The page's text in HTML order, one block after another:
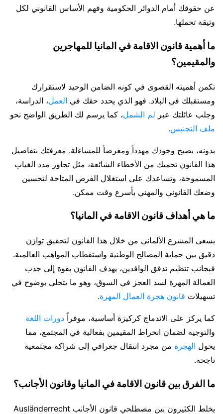
عن حقوقك أمام الدوائر الحكومية وفهم الأساس القانوني لكل
وثيقة تحملها.
ما أهمية قانون الاقامة في المانيا للمهاجرين
والمقيمين؟
تكمن أهميته القصوى في كونه الضامن الوحيد لاستقرارك
ومستقبلك في البلاد. فهو الذي يحدد حقك في العمل، الدراسة،
وجلب عائلتك عبر لم الشمل، كما يرسم لك الطريق الواضح نحو
ملف التجنيس.
بدونه، يصبح وجودك مهدداً ومعرضاً للمساءلة. معرفتك بتفاصيل
هذا القانون تحميك من الأخطاء الشائعة، مثل تجاوز مدد الغياب
المسموحة، وتساعدك على استغلال الفرص المتاحة لتحسين
وضعك القانوني والمهني بأسرع وقت ممكن.
ما هي أهداف قانون الاقامة في المانيا؟
يسعى المشرع الألماني من خلال هذا القانون لتحقيق توازن
دقيق بين حماية المصالح الوطنية واستقطاب المواهب العالمية.
فبجانب تنظيم تدفق الوافدين، يهدف القانون بقوة إلى جذب
العمالة المهرة لسد العجز في السوق، وهو ما يتجلى بوضوح في
تسهيلات قانون هجرة العمال المهرة.
كما يركز على الاندماج كركيزة أساسية، موفراً دورات اللغة
والتوجيه لضمان انخراط المقيمين بفعالية في المجتمع، مما
يحول الهجرة من مجرد انتقال جغرافي إلى شراكة مجتمعية
ناجحة.
ما الفرق بين قانون الاقامة في المانيا وقانون الأجانب؟
يخلط الكثيرون بين مصطلحي قانون الأجانب Ausländerrecht